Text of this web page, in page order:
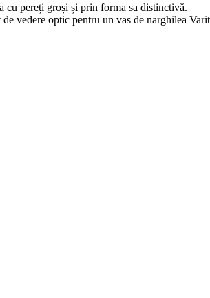
cu pereți groși și prin forma sa distinctivă.
vedere optic pentru un vas de narghilea